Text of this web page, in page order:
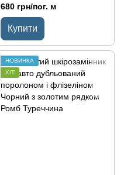
та флізеліном Червоний з
червоним рядком Ромб
Туреччина
680 грн/пог. м
Купити
НОВИНКА
ХІТ